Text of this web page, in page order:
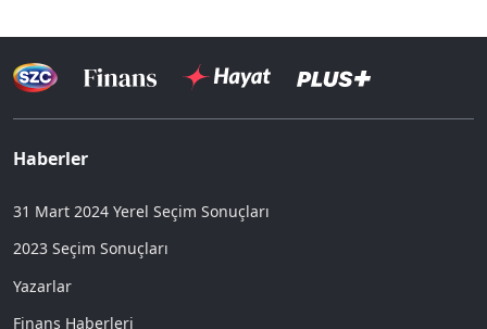
Haberler
31 Mart 2024 Yerel Seçim Sonuçları
2023 Seçim Sonuçları
Yazarlar
Finans Haberleri